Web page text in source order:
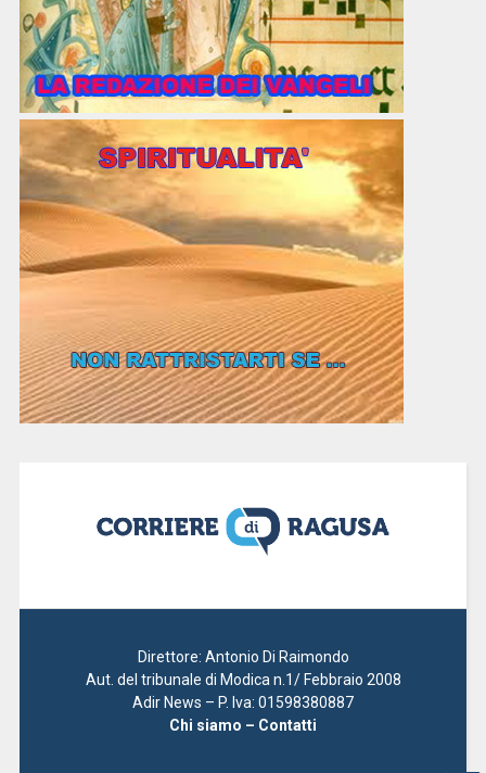
Direttore: Antonio Di Raimondo
Aut. del tribunale di Modica n.1/ Febbraio 2008
Adir News – P. Iva: 01598380887
Chi siamo – Contatti